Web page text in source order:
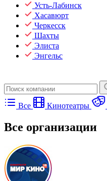
Усть-Лабинск
Хасавюрт
Черкесск
Шахты
Элиста
Энгельс
Все Кинотеатры
Все организации